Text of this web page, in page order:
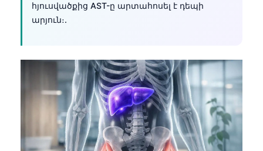
հյուսվածքից AST-ը արտահոսել է դեպի
արյուն։.